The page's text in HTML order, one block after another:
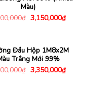
Màu)
₫ Giá
gốc
3,150,000₫Giá
hiện
Đầu Hộp 1M8x2M
Màu Trắng Mới 99%
₫ Giá
gốc
3,350,000₫Giá
hiện